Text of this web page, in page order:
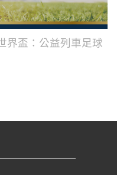
界盃：公益列車足球